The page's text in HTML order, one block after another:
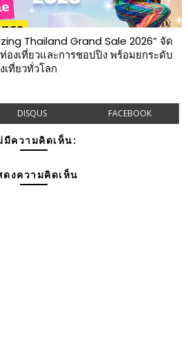
Thailand Grand Sale 2026” จัด
องเที่ยวและการชอปปิง พร้อมยกระดับ
ที่ยวทั่วโลก
DISQUS FACEBOOK
มีความคิดเห็น:
ดงความคิดเห็น